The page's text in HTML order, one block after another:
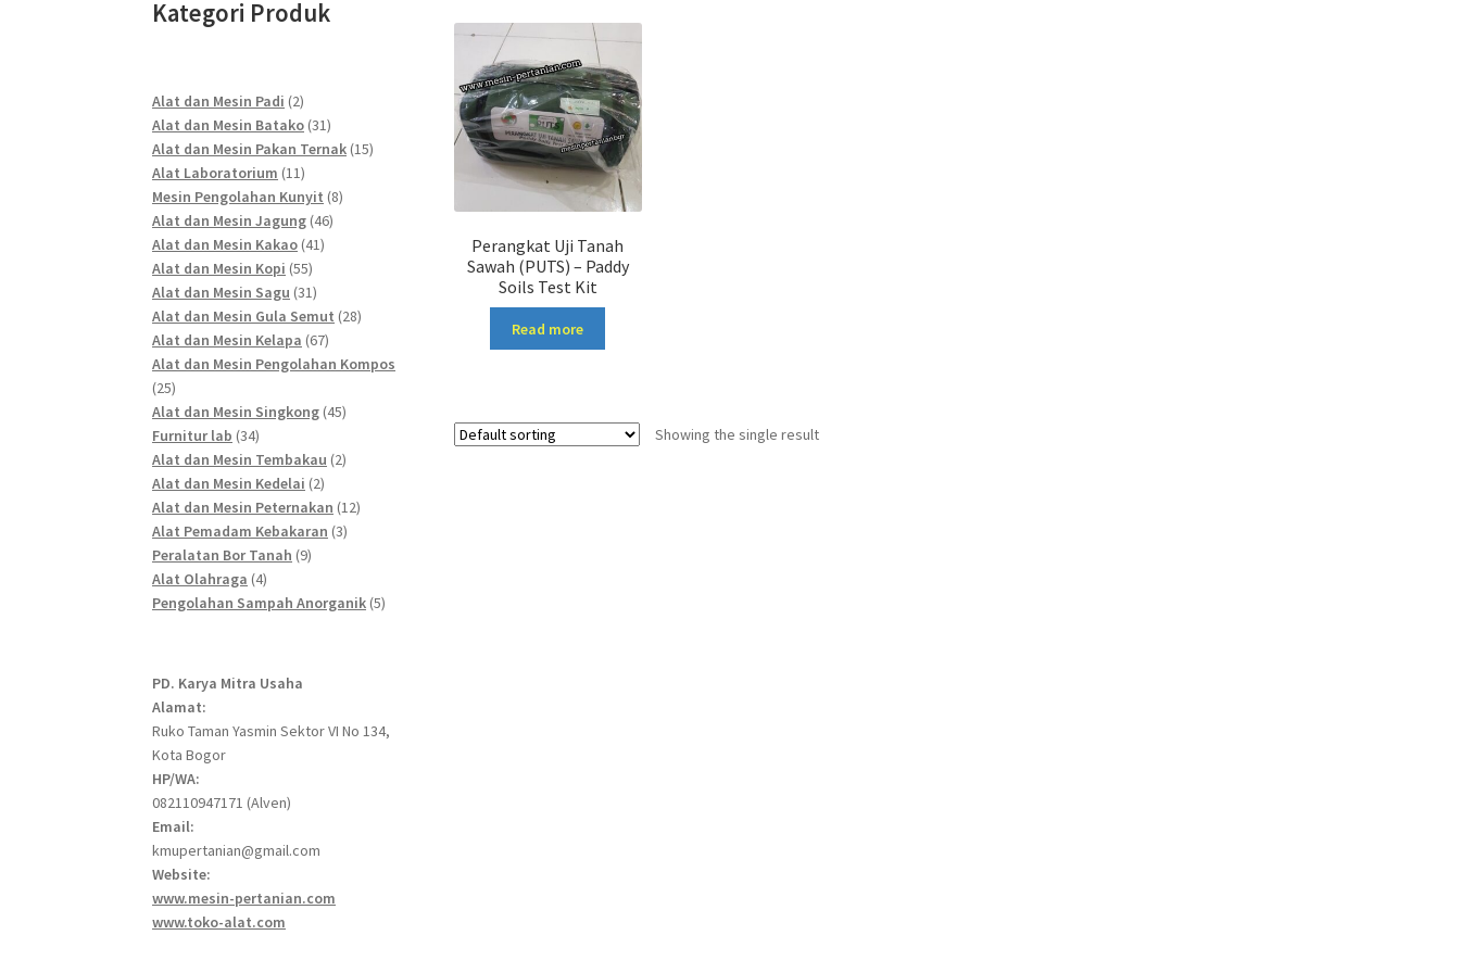
Perangkat Uji Tanah
Sawah (PUTS) – Paddy
Soils Test Kit
Read more
Showing the single result
Kategori Produk
Alat dan Mesin Padi 22
products
Alat dan Mesin Batako 3131
products
Alat dan Mesin Pakan Ternak 1515
Alat Laboratorium 1111
products
Mesin Pengolahan Kunyit 88
Alat dan Mesin Jagung 4646
Alat dan Mesin Kakao 4141
Alat dan Mesin Kopi 5555
products
Alat dan Mesin Sagu 3131
products
Alat dan Mesin Gula Semut 2828
Alat dan Mesin Kelapa 6767
products
Alat dan Mesin Pengolahan Kompos
2525
products
Alat dan Mesin Singkong 4545
Furnitur lab 3434
products
Alat dan Mesin Tembakau 22
Alat dan Mesin Kedelai 22
products
Alat dan Mesin Peternakan 1212
Alat Pemadam Kebakaran 33
Peralatan Bor Tanah 99
Alat Olahraga 44
products
Pengolahan Sampah Anorganik 55
PD. Karya Mitra Usaha
Alamat:
Ruko Taman Yasmin Sektor VI No 134,
Kota Bogor
HP/WA:
082110947171 (Alven)
Email:
kmupertanian@gmail.com
Website:
www.mesin-pertanian.com
www.toko-alat.com